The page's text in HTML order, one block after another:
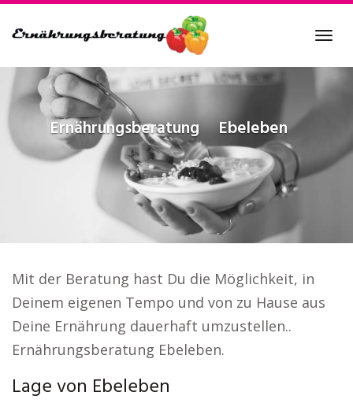
to
content
Ernährungsberatung Ebeleben
Mit der Beratung hast Du die Möglichkeit, in
Deinem eigenen Tempo und von zu Hause aus
Deine Ernährung dauerhaft umzustellen..
Ernährungsberatung Ebeleben.
Lage von Ebeleben